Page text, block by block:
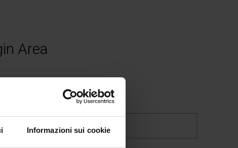
Informazioni sui cookie
Area